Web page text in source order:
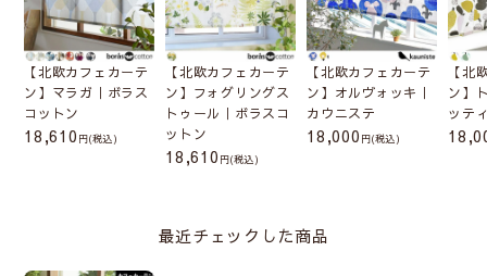
【北欧カフェカーテ
ン】マラガ｜ボラス
コットン
18,610 (税込)
【北欧カフェカーテ
ン】フォグリングス
トゥール｜ボラスコ
ットン
18,610 (税込)
【北欧カフェカーテ
ン】オルヴォッキ｜
カウニステ
18,000 (税込)
【北
ン】
ッテ
最近チェックした商品